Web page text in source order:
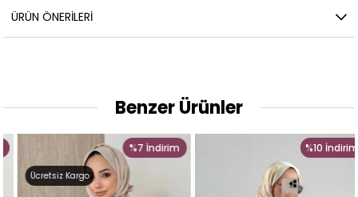
ÜRÜN ÖNERILERI
Benzer Ürünler
%7İndirim
Ücretsiz Kargo
%10İndirim